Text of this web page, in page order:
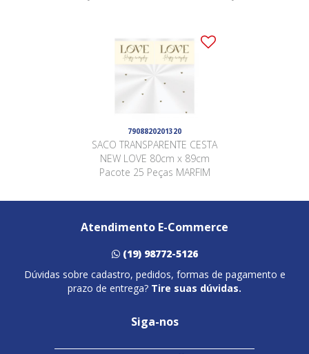
7908820201320
SACO TRANSPARENTE CESTA
NEW LOVE 80cm x 89cm
Pacote 25 Peças MARFIM
Atendimento E-Commerce
(19) 98772-5126
Dúvidas sobre cadastro, pedidos, formas de pagamento e
prazo de entrega? Tire suas dúvidas.
Siga-nos